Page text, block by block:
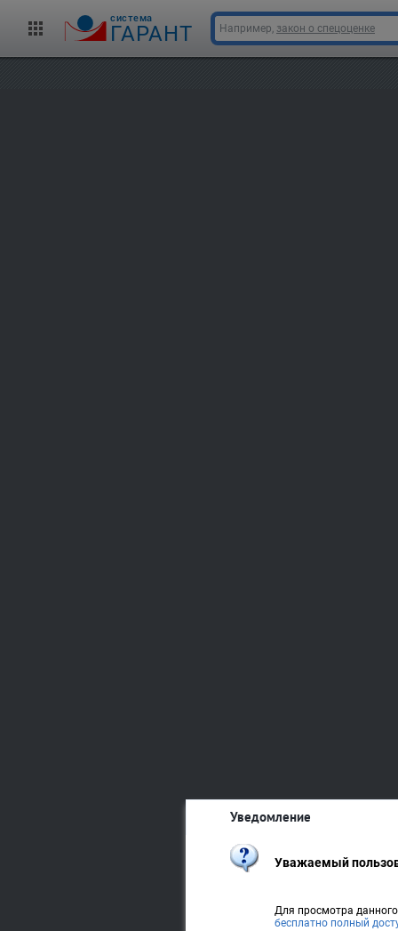
cистема
ГАРАНТ Например, закон о спецоценке
Уведомление
Уважаемый
Для просмотра
бесплатно полный